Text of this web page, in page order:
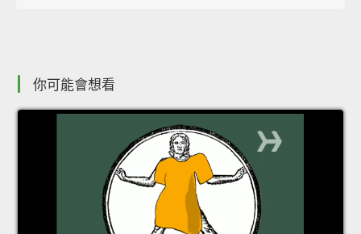
你可能會想看